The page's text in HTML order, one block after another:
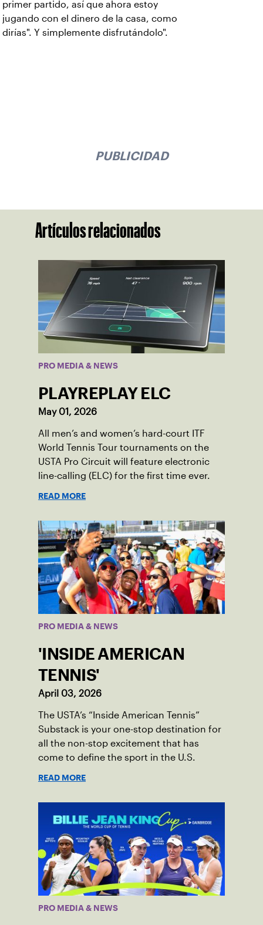
primer partido, así que ahora estoy
jugando con el dinero de la casa, como
dirías". Y simplemente disfrutándolo".
PUBLICIDAD
Artículos relacionados
PRO MEDIA & NEWS
PLAYREPLAY ELC
May 01, 2026
All men’s and women’s hard-court ITF
World Tennis Tour tournaments on the
USTA Pro Circuit will feature electronic
line-calling (ELC) for the first time ever.
READ MORE
PRO MEDIA & NEWS
'INSIDE AMERICAN
TENNIS'
April 03, 2026
The USTA’s “Inside American Tennis”
Substack is your one-stop destination for
all the non-stop excitement that has
come to define the sport in the U.S.
READ MORE
PRO MEDIA & NEWS